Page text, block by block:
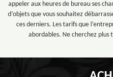
appeler aux heures de bureau ses
d’objets que vous souhaitez
ces derniers. Les tarifs que
abordables. Ne cherchez plus